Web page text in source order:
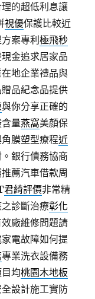
的超低利息讓
視優保護比較近
案專利極飛秒
金追求居家品
地企業禮品與
品紀念品提供
與你分享正確的
量燕窩美顏保
膜塑型療程近
銀行債務協商
薦汽車借款周
君綺評價非常精
診斷治療彰化
廠維修問題請
電故障如何提
專業洗衣設備務
均桃園木地板
設計施工實防